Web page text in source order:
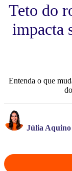
Teto do
impacta
Entenda o que
Júlia Aquino